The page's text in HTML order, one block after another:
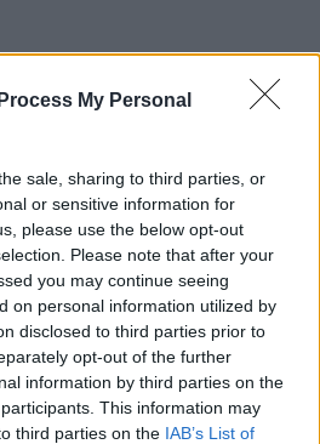
My Personal
sale, sharing to third parties, or
or sensitive information for
please use the below opt-out
Please note that after your
you may continue seeing
on personal information utilized by
disclosed to third parties prior to
opt-out of the further
information by third parties on the
This information may
third parties on the IAB’s List of